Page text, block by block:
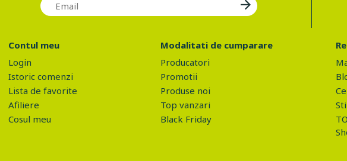
Contul meu
Login
Istoric comenzi
Lista de favorite
Afiliere
Cosul meu
Modalitati de cumparare
Producatori
Promotii
Produse noi
Top vanzari
Black Friday